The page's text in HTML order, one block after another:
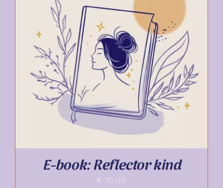
TOEVOEGEN AAN WINKELWAGEN / DETAILS
E-book: Reflector kind
€ 35,00